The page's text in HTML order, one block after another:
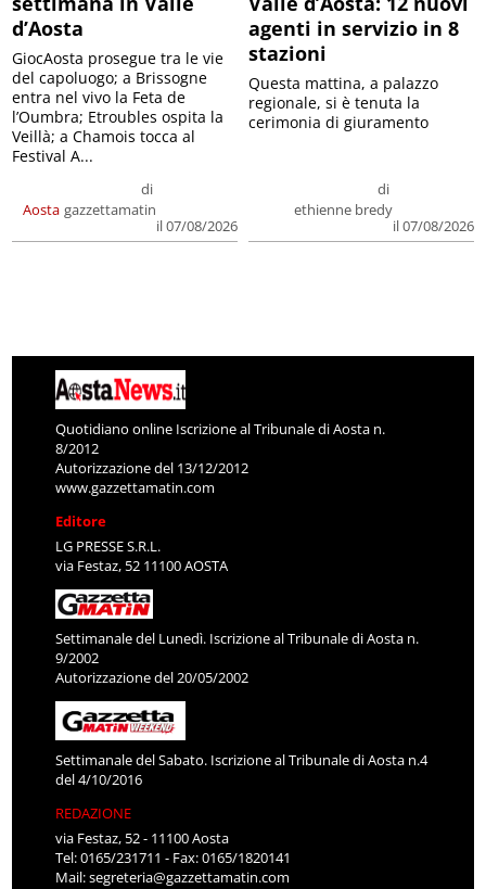
d’Aosta
Aosta
di
gazzettamatin
il 07/08/2026
GiocAosta prosegue tra le vie
del capoluogo; a Brissogne
entra nel vivo la Feta de
l’Oumbra; Etroubles ospita la
Veillà; a Chamois tocca al
Festival A...
agenti in servizio in 8
stazioni
di
ethienne bredy
il 07/08/2026
Questa mattina, a palazzo
regionale, si è tenuta la
cerimonia di giuramento
Quotidiano online Iscrizione al Tribunale di Aosta n.
8/2012
Autorizzazione del 13/12/2012
www.gazzettamatin.com
Editore
LG PRESSE S.R.L.
via Festaz, 52 11100 AOSTA
Settimanale del Lunedì. Iscrizione al Tribunale di Aosta n.
9/2002
Autorizzazione del 20/05/2002
Settimanale del Sabato. Iscrizione al Tribunale di Aosta n.4
del 4/10/2016
REDAZIONE
via Festaz, 52 - 11100 Aosta
Tel: 0165/231711 - Fax: 0165/1820141
Mail:segreteria@gazzettamatin.com